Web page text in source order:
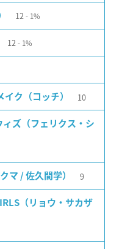
12 1%
12 1%
ク（コッチ） 10
ィズ（フェリクス・シ
マ / 佐久間学） 9
（リョウ・サカザ